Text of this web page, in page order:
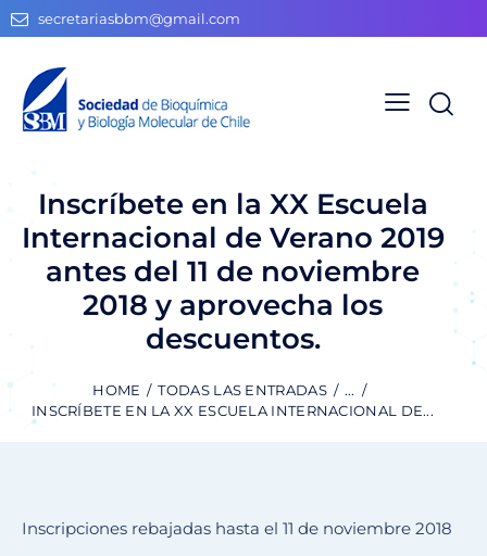
secretariasbbm@gmail.com
Inscríbete en la XX Escuela
Internacional de Verano 2019
antes del 11 de noviembre
2018 y aprovecha los
descuentos.
HOME TODAS LAS ENTRADAS
...
INSCRÍBETE EN LA XX ESCUELA INTERNACIONAL DE...
Inscripciones rebajadas hasta el 11 de noviembre 2018